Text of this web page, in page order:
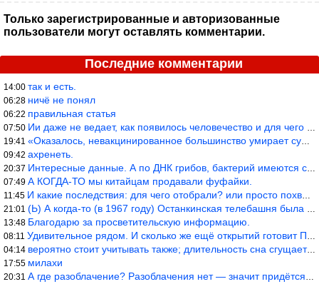
Только зарегистрированные и авторизованные
пользователи могут оставлять комментарии.
Последние комментарии
14:00 так и есть.
06:28 ничё не понял
06:22 правильная статья
07:50 Ии даже не ведает, как появилось человечество и для чего оно сущ
19:41 «Оказалось, невакцинированное большинство умирает существенно ча
09:42 ахренеть.
20:37 Интересные данные. А по ДНК грибов, бактерий имеются сведения из
07:49 А КОГДА-ТО мы китайцам продавали фуфайки.
11:45 И какие последствия: для чего отобрали? или просто похвастались.
21:01 (Ь) А когда-то (в 1967 году) Останкинская телебашня была самым в
13:48 Благодарю за просветительскую информацию.
08:11 Удивительное рядом. И сколько же ещё открытий готовит Просвещень
04:14 вероятно стоит учитывать также; длительность сна сгущает кровото
17:55 милахи
20:31 А где разоблачение? Разоблачения нет — значит придётся принять к